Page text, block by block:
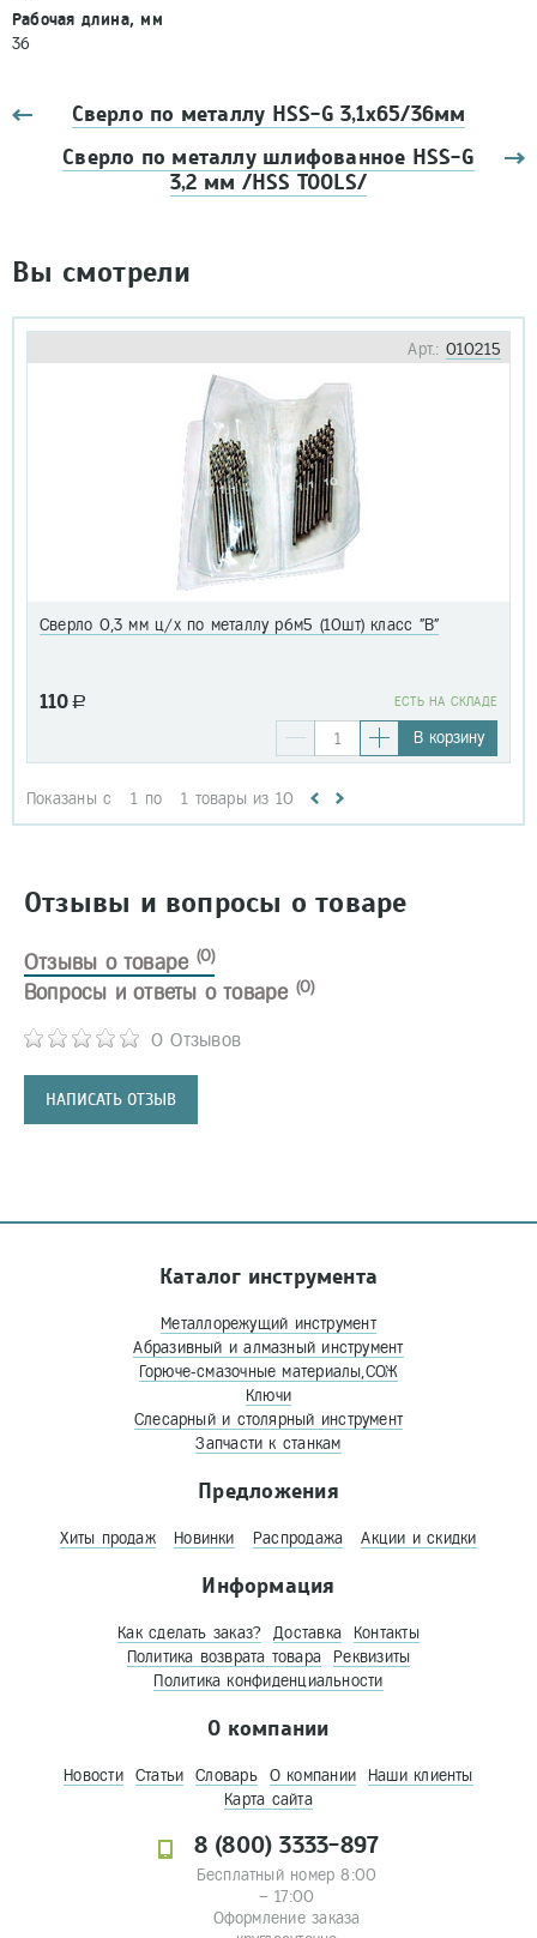
Рабочая длина, мм
36
Сверло по металлу HSS-G 3,1х65/36мм
Сверло по металлу шлифованное HSS-G
3,2 мм /HSS TOOLS/
Вы смотрели
Арт.: 010215
Сверло 0,3 мм ц/х по металлу р6м5 (10шт) класс "В"
110 a EСТЬ НА СКЛАДЕ
В корзину
Показаны с 1 по 1 товары из 10
Отзывы и вопросы о товаре
Отзывы о товаре (0)
0 Отзывов
НАПИСАТЬ ОТЗЫВ
Вопросы и ответы о товаре (0)
Каталог инструмента
Металлорежущий инструмент
Абразивный и алмазный инструмент
Горюче-смазочные материалы,СОЖ
Ключи
Слесарный и столярный инструмент
Запчасти к станкам
Предложения
Хиты продаж Новинки Распродажа Акции и скидки
Информация
Как сделать заказ? Доставка
Контакты
Политика возврата товара
Реквизиты
Политика конфиденциальности
О компании
Новости Статьи Словарь О компании
Наши клиенты
Карта сайта
8 (800) 3333-897
Бесплатный номер 8:00
– 17:00
Оформление заказа